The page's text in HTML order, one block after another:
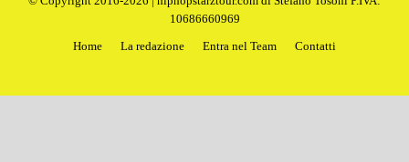
10686660969
Home
La redazione Entra nel Team Contatti